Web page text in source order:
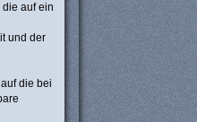
auf ein
und der
die bei